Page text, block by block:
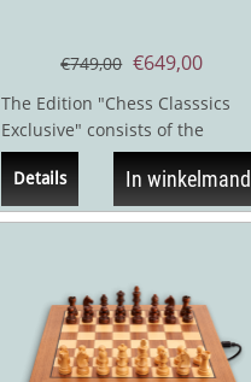
€749,00 €649,00
The Edition "Chess Classsics
Exclusive" consists of the
Millennium Exclusive sensory
chessboard...
Details In winkelmand